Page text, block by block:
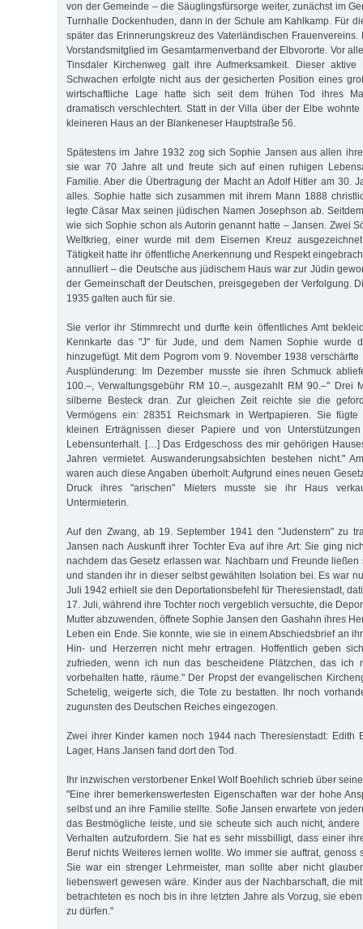
von der Gemeinde – die Säuglingsfürsorge weiter, zunächst im
Turnhalle Dockenhuden, dann in der Schule am Kahlkamp. Für
später das Erinnerungskreuz des Vaterländischen
Vorstandsmitglied im Gesamtarmenverband der Elbvororte. Vor
Tinsdaler Kirchenweg galt ihre Aufmerksamkeit. Dieser
Schwachen erfolgte nicht aus der gesicherten Position eines
wirtschaftliche Lage hatte sich seit dem frühen Tod ihres
dramatisch verschlechtert. Statt in der Villa über der Elbe
kleineren Haus an der Blankeneser Hauptstraße 56.
Spätestens im Jahre 1932 zog sich Sophie Jansen aus allen
sie war 70 Jahre alt und freute sich auf einen ruhigen
Familie. Aber die Übertragung der Macht an Adolf Hitler am 30.
alles. Sophie hatte sich zusammen mit ihrem Mann 1888
legte Cäsar Max seinen jüdischen Namen Josephson ab.
wie sich Sophie schon als Autorin genannt hatte – Jansen. Zwei
Weltkrieg, einer wurde mit dem Eisernen Kreuz
Tätigkeit hatte ihr öffentliche Anerkennung und Respekt
annulliert – die Deutsche aus jüdischem Haus war zur Jüdin
der Gemeinschaft der Deutschen, preisgegeben der Verfolgung.
1935 galten auch für sie.
Sie verlor ihr Stimmrecht und durfte kein öffentliches Amt
Kennkarte das "J" für Jude, und dem Namen Sophie wurde
hinzugefügt. Mit dem Pogrom vom 9. November 1938
Ausplünderung: Im Dezember musste sie ihren Schmuck
100.–, Verwaltungsgebühr RM 10.–, ausgezahlt RM 90.–" Drei
silberne Besteck dran. Zur gleichen Zeit reichte sie die
Vermögens ein: 28351 Reichsmark in Wertpapieren. Sie
kleinen Erträgnissen dieser Papiere und von
Lebensunterhalt. […] Das Erdgeschoss des mir gehörigen
Jahren vermietet. Auswanderungsabsichten bestehen nicht."
waren auch diese Angaben überholt: Aufgrund eines neuen
Druck ihres "arischen" Mieters musste sie ihr Haus
Untermieterin.
Auf den Zwang, ab 19. September 1941 den "Judenstern" zu
Jansen nach Auskunft ihrer Tochter Eva auf ihre Art: Sie ging
nachdem das Gesetz erlassen war. Nachbarn und Freunde
und standen ihr in dieser selbst gewählten Isolation bei. Es war
Juli 1942 erhielt sie den Deportationsbefehl für Theresienstadt,
17. Juli, während ihre Tochter noch vergeblich versuchte, die
Mutter abzuwenden, öffnete Sophie Jansen den Gashahn ihres
Leben ein Ende. Sie konnte, wie sie in einem Abschiedsbrief an
Hin- und Herzerren nicht mehr ertragen. Hoffentlich geben
zufrieden, wenn ich nun das bescheidene Plätzchen, das ich
vorbehalten hatte, räume." Der Propst der evangelischen
Schetelig, weigerte sich, die Tote zu bestatten. Ihr noch
zugunsten des Deutschen Reiches eingezogen.
Zwei ihrer Kinder kamen noch 1944 nach Theresienstadt: Edith
Lager, Hans Jansen fand dort den Tod.
Ihr inzwischen verstorbener Enkel Wolf Boehlich schrieb über
"Eine ihrer bemerkenswertesten Eigenschaften war der hohe
selbst und an ihre Familie stellte. Sofie Jansen erwartete von
das Bestmögliche leiste, und sie scheute sich auch nicht,
Verhalten aufzufordern. Sie hat es sehr missbilligt, dass einer
Beruf nichts Weiteres lernen wollte. Wo immer sie auftrat, genoss
Sie war ein strenger Lehrmeister, man sollte aber nicht
liebenswert gewesen wäre. Kinder aus der Nachbarschaft, die
betrachteten es noch bis in ihre letzten Jahre als Vorzug, sie
zu dürfen."